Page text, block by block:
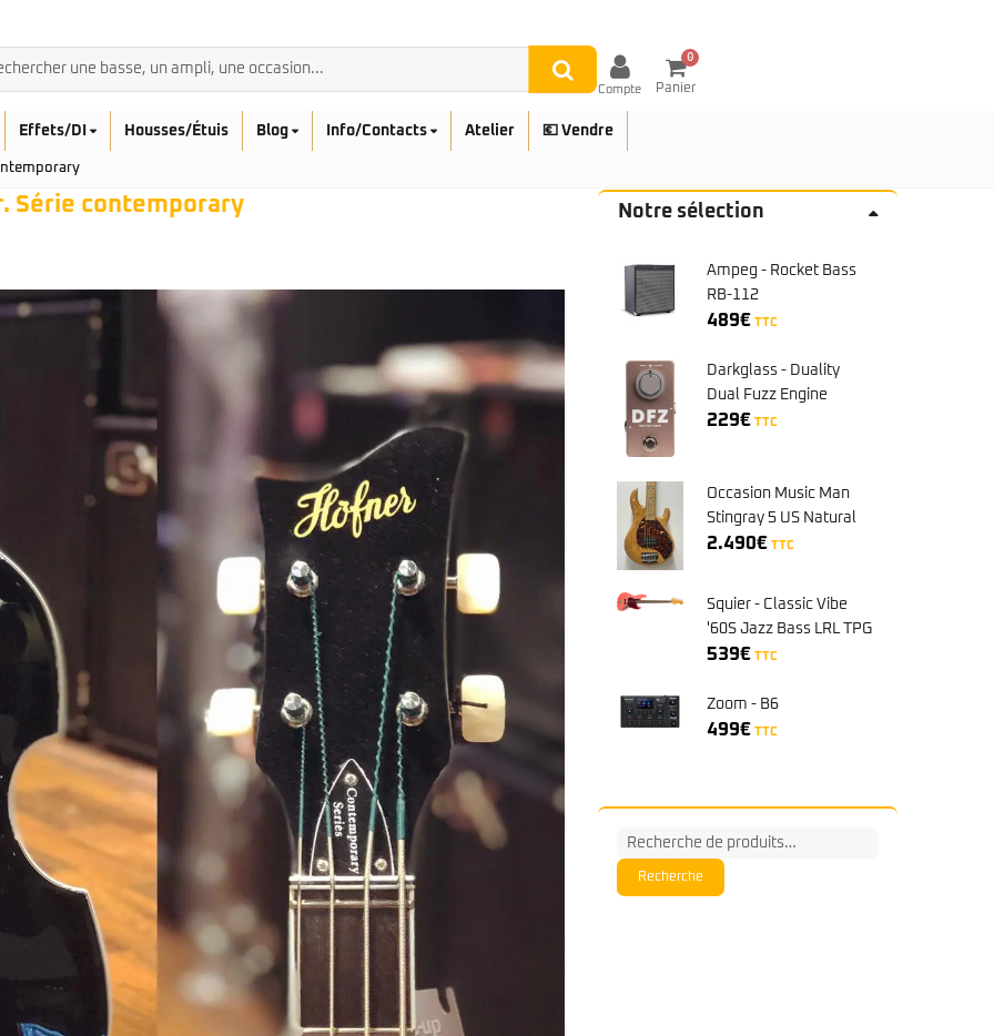
Compte
0
Panier
Squier
Affinity
Serie Mini
Classic Vibe Jazz Bass
Classic Vibe Jaguar
Classic Vibe Mustang
Classic Vibe Telecaster
Sterling by Music Man
Série Stingray Short Scale
Serie Stingray Ray2 Intro Series
Serie Stingray Ray4/5
Serie Stingray Ray24/25
Serie Stingray Ray34/35
Warwick / Rockbass
Yamaha
Serie TRBX
Signature
BASSES ACOUSTIQUES
Fender
Furch
Guild
Sigma
Takamine
BASSES UKULÉLÉS
Cordoba
Fender
Kala
Ortega
Effets/DI Housses/Étuis Blog Info/Contacts Atelier 💶 Vendre
Série contemporary Notre sélection
Ampeg - Rocket Bass
RB-112
489€ TTC
Darkglass - Duality
Dual Fuzz Engine
229€ TTC
Occasion Music Man
Stingray 5 US Natural
MN + Flight N° E87764
2.490€ TTC
Squier - Classic Vibe
'60S Jazz Bass LRL TPG
TCO Tahitian Corail
539€ TTC
Zoom - B6
499€ TTC
Recherche
pour :
Recherche